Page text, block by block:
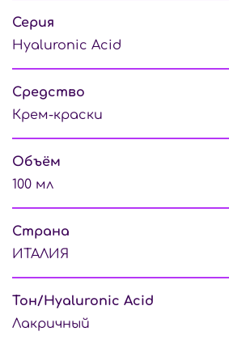
Серия
Hyaluronic Acid
Средство
Крем-краски
Объём
100 мл
Страна
ИТАЛИЯ
Тон/Hyaluronic Acid
Лакричный